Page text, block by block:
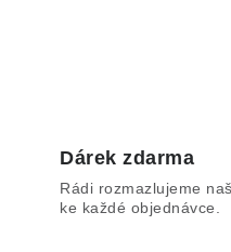
Dárek zdarma
Rádi rozmazlujeme
ke každé objednávce.